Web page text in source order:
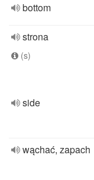
bottom
strona
(s)
side
wąchać, zapach